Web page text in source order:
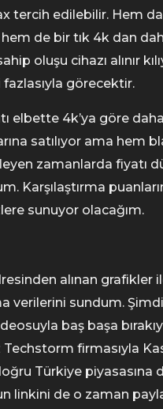
tercih edilebilir. Hem
de bir tık 4k dan
oluşu cihazı alınır
fazlasıyla görecektir.
elbette 4k’ya göre
satılıyor ama hem
zamanlarda fiyatı
Karşılaştırma
sunuyor olacağım.
alınan grafikler
verilerini sundum.
baş başa
firmasıyla
Türkiye piyasasına
linkini de o zaman